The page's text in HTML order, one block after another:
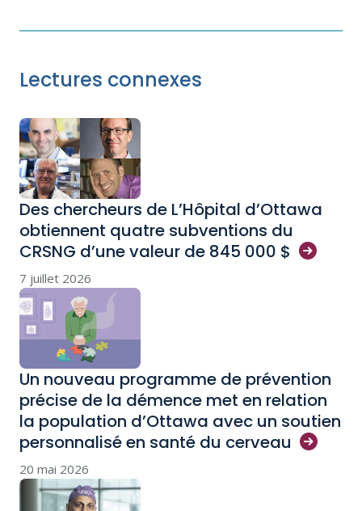
Lectures connexes
Des chercheurs de L’Hôpital d’Ottawa
obtiennent quatre subventions du
CRSNG d’une valeur de 845 000 $
7 juillet 2026
Un nouveau programme de prévention
précise de la démence met en relation
la population d’Ottawa avec un soutien
personnalisé en santé du cerveau
20 mai 2026